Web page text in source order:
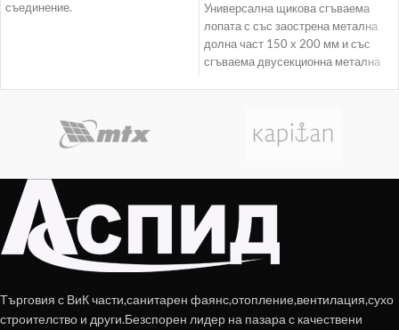
съединение.
Универсална щикова сгъваема
лопата с със заострена метална
долна част 150 х 200 мм и със
сгъваема двусекционна метална
Търговия с ВиК части,санитарен фаянс,отопление,вентилация,сухо
строителство и други.Безспорен лидер на пазара с качествени